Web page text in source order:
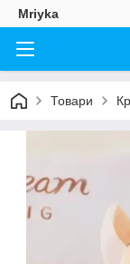
Mriyka
Товари